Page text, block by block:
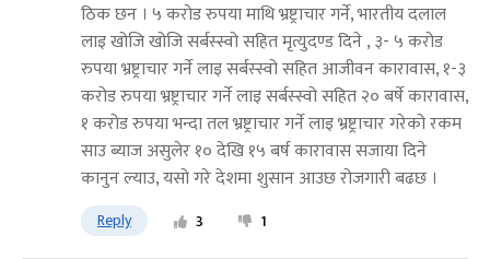
ठिक छन । ५ करोड रुपया माथि भ्रष्ट्राचार गर्ने, भारतीय दलाल
लाइ खोजि खोजि सर्बस्स्वो सहित मृत्युदण्ड दिने , ३- ५ करोड
रुपया भ्रष्ट्राचार गर्ने लाइ सर्बस्स्वो सहित आजीवन कारावास, १-३
करोड रुपया भ्रष्ट्राचार गर्ने लाइ सर्बस्स्वो सहित २० बर्षे कारावास,
१ करोड रुपया भन्दा तल भ्रष्ट्राचार गर्ने लाइ भ्रष्ट्राचार गरेको रकम
साउ ब्याज असुलेर १० देखि १५ बर्ष कारावास सजाया दिने
कानुन ल्याउ, यसो गरे देशमा शुसान आउछ रोजगारी बढछ ।
Reply 3 1